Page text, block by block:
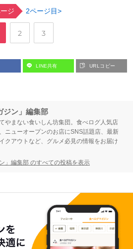
ジ 2ページ目>
,
ペ
ジ
2
,
ペ
ジ
3
LINE共有 URLコピー
ジン」編集部
やまない食いしん坊集団。食べログ人気店
ニューオープンのお店にSNS話題店、最新
クアウトなど、グルメ必見の情報をお届け
」編集部 のすべての投稿を表示